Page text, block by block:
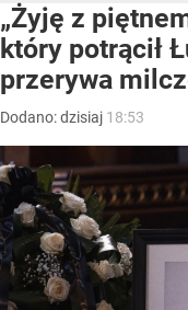
„Żyję z
który potrącił
przerywa
Dodano:dzisiaj 18:53